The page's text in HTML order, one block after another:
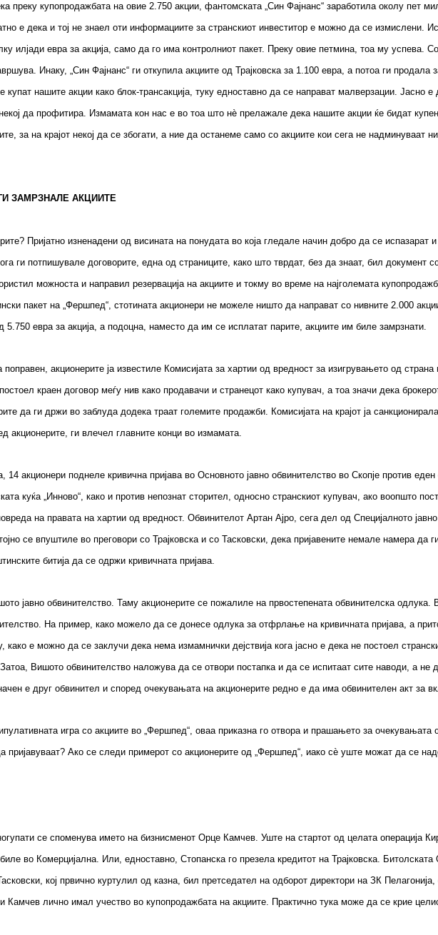
преку купопродажбата на овие 2.750 акции, фантомската „Син Фајнанс“ заработила околу пет
е дека и тој не знаел оти информациите за странскиот инвеститор е можно да се измислени.
илјади евра за акција, само да го има контролниот пакет. Преку овие петмина, тоа му успева.
Инаку, „Син Фајнанс“ ги откупила акциите од Трајковска за 1.100 евра, а потоа ги продала
нашите акции како блок-трансакција, туку едноставно да се направат малверзации. Јасно
да профитира. Измамата кон нас е во тоа што нѐ прелажале дека нашите акции ќе бидат
за на крајот некој да се збогати, а ние да останеме само со акциите кои сега не надминуваат
ЗАМРЗНАЛЕ АКЦИИТЕ
Пријатно изненадени од висината на понудата во која гледале начин добро да се
ги потпишувале договорите, една од страниците, како што тврдат, без да знаат, бил документ
можноста и направил резервација на акциите и токму во време на најголемата
пакет на „Фершпед“, стотината акционери не можеле ништо да направат со нивните 2.000
5.750 евра за акција, а подоцна, наместо да им се исплатат парите, акциите им биле замрзнати.
акционерите ја известиле Комисијата за хартии од вредност за изигрувањето од
краен договор меѓу нив како продавачи и странецот како купувач, а тоа значи дека
да ги држи во заблуда додека траат големите продажби. Комисијата на крајот ја
акционерите, ги влечел главните конци во измамата.
14 акционери поднеле кривична пријава во Основното јавно обвинителство во Скопје против
куќа „Инново“, како и против непознат сторител, односно странскиот купувач, ако воопшто
на правата на хартии од вредност. Обвинителот Артан Ајро, сега дел од Специјалното
се впуштиле во преговори со Трајковска и со Тасковски, дека пријавените немале намера да
битија да се одржи кривичната пријава.
јавно обвинителство. Таму акционерите се пожалиле на првостепената обвинителска
На пример, како можело да се донесе одлука за отфрлање на кривичната пријава, а
е можно да се заклучи дека нема измамнички дејствија кога јасно е дека не постоел
Вишото обвинителство наложува да се отвори постапка и да се испитаат сите наводи, а
е друг обвинител и според очекувањата на акционерите редно е да има обвинителен акт за
игра со акциите во „Фершпед“, оваа приказна го отвора и прашањето за
пријавуваат? Ако се следи примерот со акционерите од „Фершпед“, иако сѐ уште можат да се
се споменува името на бизнисменот Орце Камчев. Уште на стартот од целата операција
во Комерцијална. Или, едноставно, Стопанска го презела кредитот на Трајковска.
кој првично куртулил од казна, бил претседател на одборот директори на ЗК
Камчев лично имал учество во купопродажбата на акциите. Практично тука може да се крие